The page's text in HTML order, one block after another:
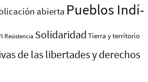
abierta Pueblos Indí­
Resistencia Solidaridad Tierra y territorio
de las libertades y derechos